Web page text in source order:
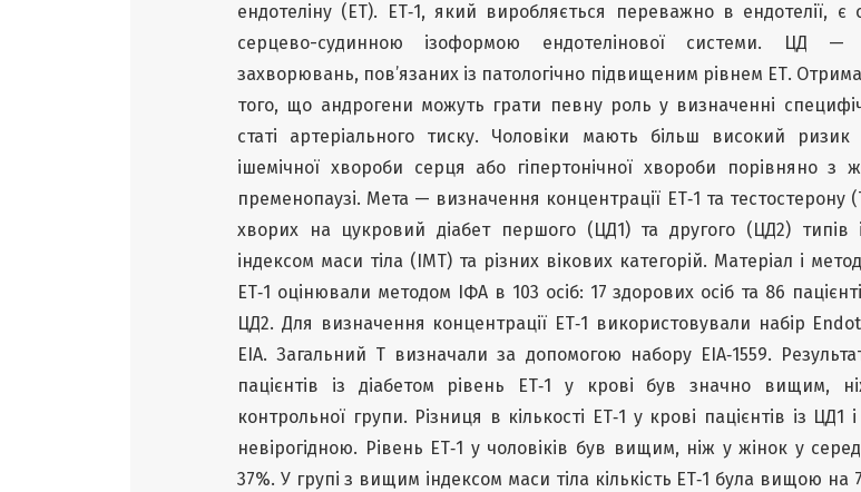
ендотеліну (ЕТ). ET‑1, який виробляється переважно в ендотелії, є
серцево-судинною ізоформою ендотелінової системи. ЦД
захворювань, пов’язаних із патологічно підвищеним рівнем ЕТ.
того, що андрогени можуть грати певну роль у визначенні
статі артеріального тиску. Чоловіки мають більш високий ризик
ішемічної хвороби серця або гіпертонічної хвороби порівняно з
пременопаузі. Мета — визначення концентрації ЕТ‑1 та тестостерону
хворих на цукровий діабет першого (ЦД1) та другого (ЦД2) типів
індексом маси тіла (ІМТ) та різних вікових категорій. Матеріал і
ET‑1 оцінювали методом ІФА в 103 осіб: 17 здорових осіб та 86
ЦД2. Для визначення концентрації ET‑1 використовували набір
EIA. Загальний Т визначали за допомогою набору EIA‑1559.
пацієнтів із діабетом рівень ЕТ‑1 у крові був значно вищим,
контрольної групи. Різниця в кількості ЕТ‑1 у крові пацієнтів із ЦД1
невірогідною. Рівень ЕТ‑1 у чоловіків був вищим, ніж у жінок у
37%. У групі з вищим індексом маси тіла кількість ET‑1 була вищою на